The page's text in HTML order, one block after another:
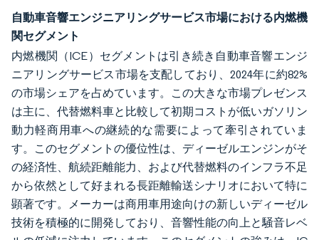
自動車音響エンジニアリングサービス市場における内燃機
関セグメント
内燃機関（ICE）セグメントは引き続き自動車音響エンジ
ニアリングサービス市場を支配しており、2024年に約82%
の市場シェアを占めています。この大きな市場プレゼンス
は主に、代替燃料車と比較して初期コストが低いガソリン
動力軽商用車への継続的な需要によって牽引されていま
す。このセグメントの優位性は、ディーゼルエンジンがそ
の経済性、航続距離能力、および代替燃料のインフラ不足
から依然として好まれる長距離輸送シナリオにおいて特に
顕著です。メーカーは商用車用途向けの新しいディーゼル
技術を積極的に開発しており、音響性能の向上と騒音レベ